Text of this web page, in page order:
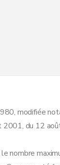
modifiée
du 12
nombre